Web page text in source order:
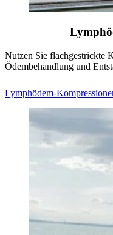
Nutzen Sie flachgestrickte
Ödembehandlung und